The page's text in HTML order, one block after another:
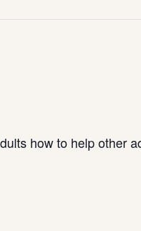
how to help other